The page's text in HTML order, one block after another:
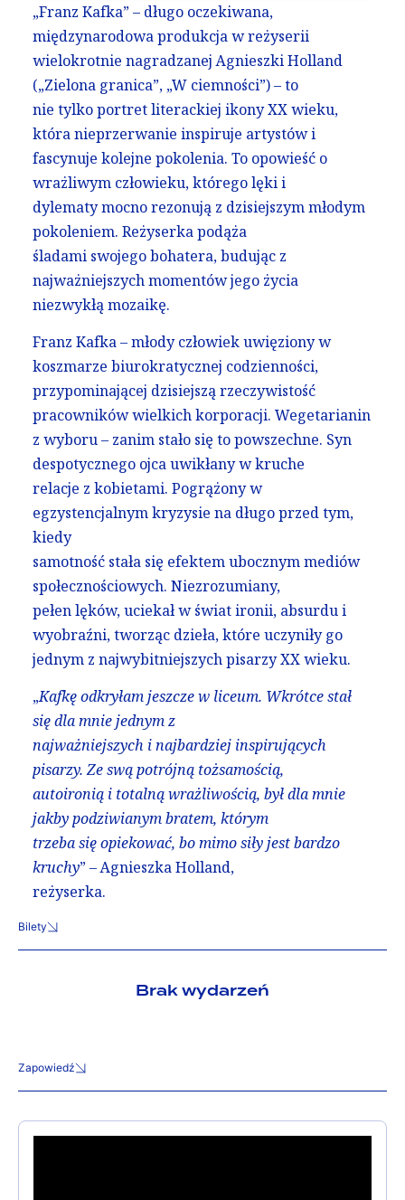
„Franz Kafka” – długo oczekiwana,
międzynarodowa produkcja w reżyserii
wielokrotnie nagradzanej Agnieszki Holland
(„Zielona granica”, „W ciemności”) – to
nie tylko portret literackiej ikony XX wieku,
która nieprzerwanie inspiruje artystów i
fascynuje kolejne pokolenia. To opowieść o
wrażliwym człowieku, którego lęki i
dylematy mocno rezonują z dzisiejszym młodym
pokoleniem. Reżyserka podąża
śladami swojego bohatera, budując z
najważniejszych momentów jego życia
niezwykłą mozaikę.
Franz Kafka – młody człowiek uwięziony w
koszmarze biurokratycznej codzienności,
przypominającej dzisiejszą rzeczywistość
pracowników wielkich korporacji. Wegetarianin
z wyboru – zanim stało się to powszechne. Syn
despotycznego ojca uwikłany w kruche
relacje z kobietami. Pogrążony w
egzystencjalnym kryzysie na długo przed tym,
kiedy
samotność stała się efektem ubocznym mediów
społecznościowych. Niezrozumiany,
pełen lęków, uciekał w świat ironii, absurdu i
wyobraźni, tworząc dzieła, które uczyniły go
jednym z najwybitniejszych pisarzy XX wieku.
„Kafkę odkryłam jeszcze w liceum. Wkrótce stał
się dla mnie jednym z
najważniejszych i najbardziej inspirujących
pisarzy. Ze swą potrójną tożsamością,
autoironią i totalną wrażliwością, był dla mnie
jakby podziwianym bratem, którym
trzeba się opiekować, bo mimo siły jest bardzo
kruchy” – Agnieszka Holland,
reżyserka.
Bilety
Brak wydarzeń
Zapowiedź